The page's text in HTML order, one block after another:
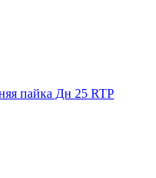
пайка Дн 25 RTP